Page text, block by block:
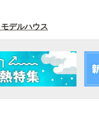
モデルハウス